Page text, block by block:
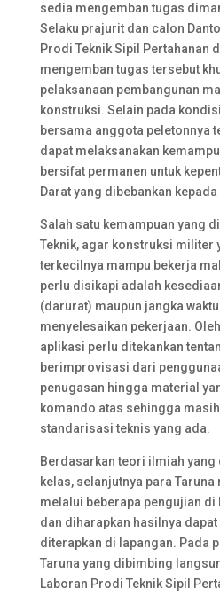
sedia mengemban tugas
Selaku prajurit dan calon
Prodi Teknik Sipil Pertahanan
mengemban tugas tersebut
pelaksanaan pembangunan
konstruksi. Selain pada
bersama anggota peletonnya
dapat melaksanakan
bersifat permanen untuk
Darat yang dibebankan kepada
Salah satu kemampuan yang
Teknik, agar konstruksi militer
terkecilnya mampu bekerja
perlu disikapi adalah
(darurat) maupun jangka
menyelesaikan pekerjaan.
aplikasi perlu ditekankan
berimprovisasi dari
penugasan hingga material
komando atas sehingga
standarisasi teknis yang ada.
Berdasarkan teori ilmiah
kelas, selanjutnya para
melalui beberapa pengujian
dan diharapkan hasilnya
diterapkan di lapangan. Pada
Taruna yang dibimbing
Laboran Prodi Teknik Sipil